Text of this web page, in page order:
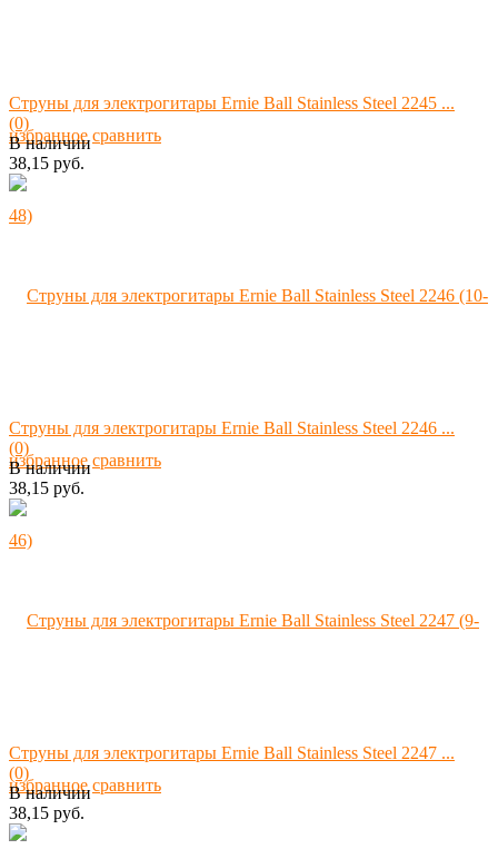
избранное сравнить
избранное сравнить
Струны для электрогитары Ernie Ball Stainless Steel 2245 ...
(0)
В наличии
38,15 руб.
избранное сравнить
Струны для электрогитары Ernie Ball Stainless Steel 2246 ...
(0)
В наличии
38,15 руб.
Струны для электрогитары Ernie Ball Stainless Steel 2247 ...
(0)
В наличии
38,15 руб.